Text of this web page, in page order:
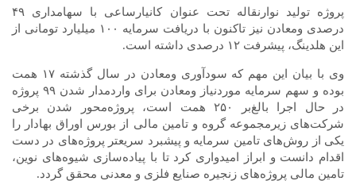
پروژه تولید نوارنقاله تحت عنوان کانیارساعی با سهامداری ۴۹
درصدی ومعادن نیز تاکنون با دریافت سرمایه ۱۰۰ میلیارد تومانی از
این هلدینگ، پیشرفت ۱۲ درصدی داشته است.
وی با بیان این مهم که سودآوری ومعادن در سال گذشته ۱۷ همت
بوده و سهم سرمایه موردنیاز ومعادن برای واردمدار شدن ۹۹ پروژه
در حال اجرا بالغ‌بر ۲۵۰ همت است، پروژه‌محور شدن برخی
شرکت‌های زیرمجموعه گروه و تامین مالی از بورس اوراق بهادار را
یکی از روش‌های تامین سرمایه و پیشبرد سریعتر پروژه‌های در دست
اقدام دانست و ابراز امیدواری کرد تا با پیاده‌سازی شیوه‌های نوین،
تامین مالی پروژه‌های زنجیره صنایع فلزی و معدنی محقق گردد.